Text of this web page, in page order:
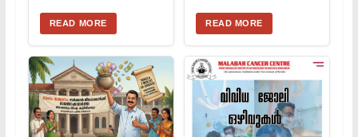
READ MORE READ MORE